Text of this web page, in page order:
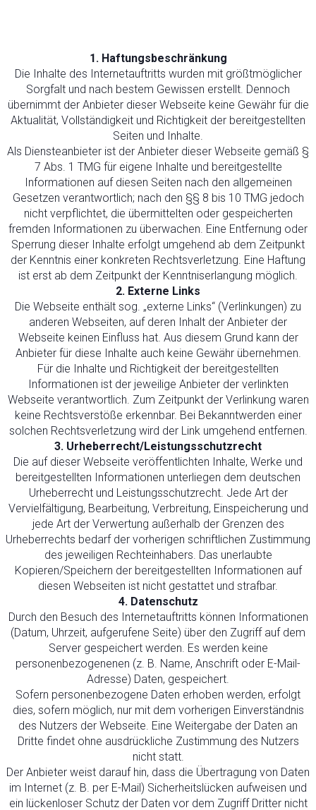
1. Haftungsbeschränkung
Die Inhalte des Internetauftritts wurden mit größtmöglicher
Sorgfalt und nach bestem Gewissen erstellt. Dennoch
übernimmt der Anbieter dieser Webseite keine Gewähr für die
Aktualität, Vollständigkeit und Richtigkeit der bereitgestellten
Seiten und Inhalte.
Als Diensteanbieter ist der Anbieter dieser Webseite gemäß §
7 Abs. 1 TMG für eigene Inhalte und bereitgestellte
Informationen auf diesen Seiten nach den allgemeinen
Gesetzen verantwortlich; nach den §§ 8 bis 10 TMG jedoch
nicht verpflichtet, die übermittelten oder gespeicherten
fremden Informationen zu überwachen. Eine Entfernung oder
Sperrung dieser Inhalte erfolgt umgehend ab dem Zeitpunkt
der Kenntnis einer konkreten Rechtsverletzung. Eine Haftung
ist erst ab dem Zeitpunkt der Kenntniserlangung möglich.
2. Externe Links
Die Webseite enthält sog. „externe Links“ (Verlinkungen) zu
anderen Webseiten, auf deren Inhalt der Anbieter der
Webseite keinen Einfluss hat. Aus diesem Grund kann der
Anbieter für diese Inhalte auch keine Gewähr übernehmen.
Für die Inhalte und Richtigkeit der bereitgestellten
Informationen ist der jeweilige Anbieter der verlinkten
Webseite verantwortlich. Zum Zeitpunkt der Verlinkung waren
keine Rechtsverstöße erkennbar. Bei Bekanntwerden einer
solchen Rechtsverletzung wird der Link umgehend entfernen.
3. Urheberrecht/Leistungsschutzrecht
Die auf dieser Webseite veröffentlichten Inhalte, Werke und
bereitgestellten Informationen unterliegen dem deutschen
Urheberrecht und Leistungsschutzrecht. Jede Art der
Vervielfältigung, Bearbeitung, Verbreitung, Einspeicherung und
jede Art der Verwertung außerhalb der Grenzen des
Urheberrechts bedarf der vorherigen schriftlichen Zustimmung
des jeweiligen Rechteinhabers. Das unerlaubte
Kopieren/Speichern der bereitgestellten Informationen auf
diesen Webseiten ist nicht gestattet und strafbar.
4. Datenschutz
Durch den Besuch des Internetauftritts können Informationen
(Datum, Uhrzeit, aufgerufene Seite) über den Zugriff auf dem
Server gespeichert werden. Es werden keine
personenbezogenenen (z. B. Name, Anschrift oder E-Mail-
Adresse) Daten, gespeichert.
Sofern personenbezogene Daten erhoben werden, erfolgt
dies, sofern möglich, nur mit dem vorherigen Einverständnis
des Nutzers der Webseite. Eine Weitergabe der Daten an
Dritte findet ohne ausdrückliche Zustimmung des Nutzers
nicht statt.
Der Anbieter weist darauf hin, dass die Übertragung von Daten
im Internet (z. B. per E-Mail) Sicherheitslücken aufweisen und
ein lückenloser Schutz der Daten vor dem Zugriff Dritter nicht